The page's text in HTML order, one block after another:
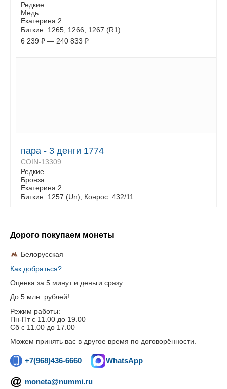
Редкие
Медь
Екатерина 2
Биткин: 1265, 1266, 1267 (R1)
6 239 ₽ — 240 833 ₽
пара - 3 денги 1774
COIN-13309
Редкие
Бронза
Екатерина 2
Биткин: 1257 (Un), Конрос: 432/11
Дорого покупаем монеты
Белорусская
Как добраться?
Оценка за 5 минут и деньги сразу.
До 5 млн. рублей!
Режим работы:
Пн-Пт c 11.00 до 19.00
Сб с 11.00 до 17.00
Можем принять вас в другое время по договорённости.
+7(968)436-6660 WhatsApp
moneta@nummi.ru